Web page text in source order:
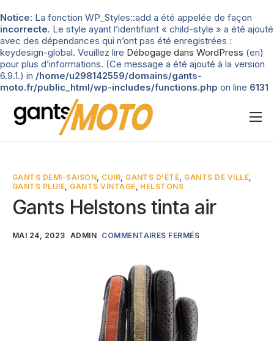
Notice: La fonction WP_Styles::add a été appelée de façon
incorrecte. Le style ayant l’identifiant « child-style » a été ajouté
avec des dépendances qui n’ont pas été enregistrées :
keydesign-global. Veuillez lire Débogage dans WordPress (en)
pour plus d’informations. (Ce message a été ajouté à la version
6.9.1.) in /home/u298142559/domains/gants-
moto.fr/public_html/wp-includes/functions.php on line 6131
Nos tests
Types de gants
Guide d’achat
GANTS DEMI-SAISON CUIR GANTS D'ÉTÉ GANTS DE VILLE
GANTS PLUIE GANTS VINTAGE HELSTONS
Gants Helstons tinta air
MAI 24, 2023 ADMIN COMMENTAIRES FERMÉS